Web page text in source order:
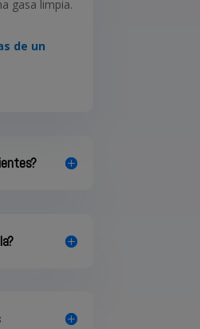
gasa limpia.
de un